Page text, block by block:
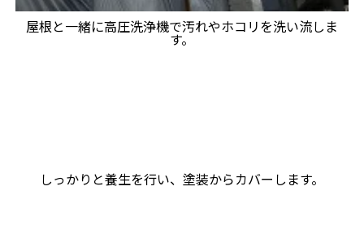
屋根と一緒に高圧洗浄機で汚れやホコリを洗い流しま
す。
しっかりと養生を行い、塗装からカバーします。